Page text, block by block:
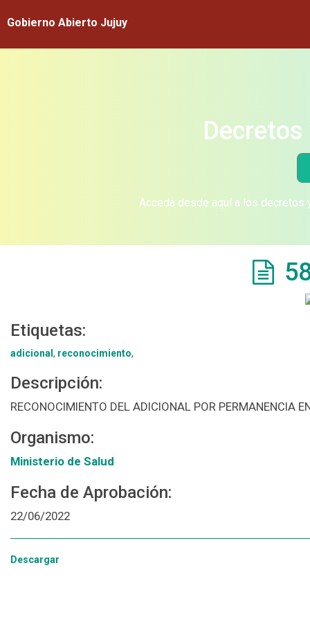
Gobierno Abierto Jujuy
Acceda desde aquí a los
Etiquetas:
adicional , reconocimiento,
Descripción:
RECONOCIMIENTO DEL ADICIONAL POR PERMANENCIA
Organismo:
Ministerio de Salud
Fecha de Aprobación:
22/06/2022
Descargar